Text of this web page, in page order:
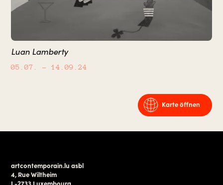
Luan Lamberty
05.07. – 14.09.24
Karte öffnen
artcontemporain.lu asbl
4, Rue Wiltheim
L-2733 Luxembourg